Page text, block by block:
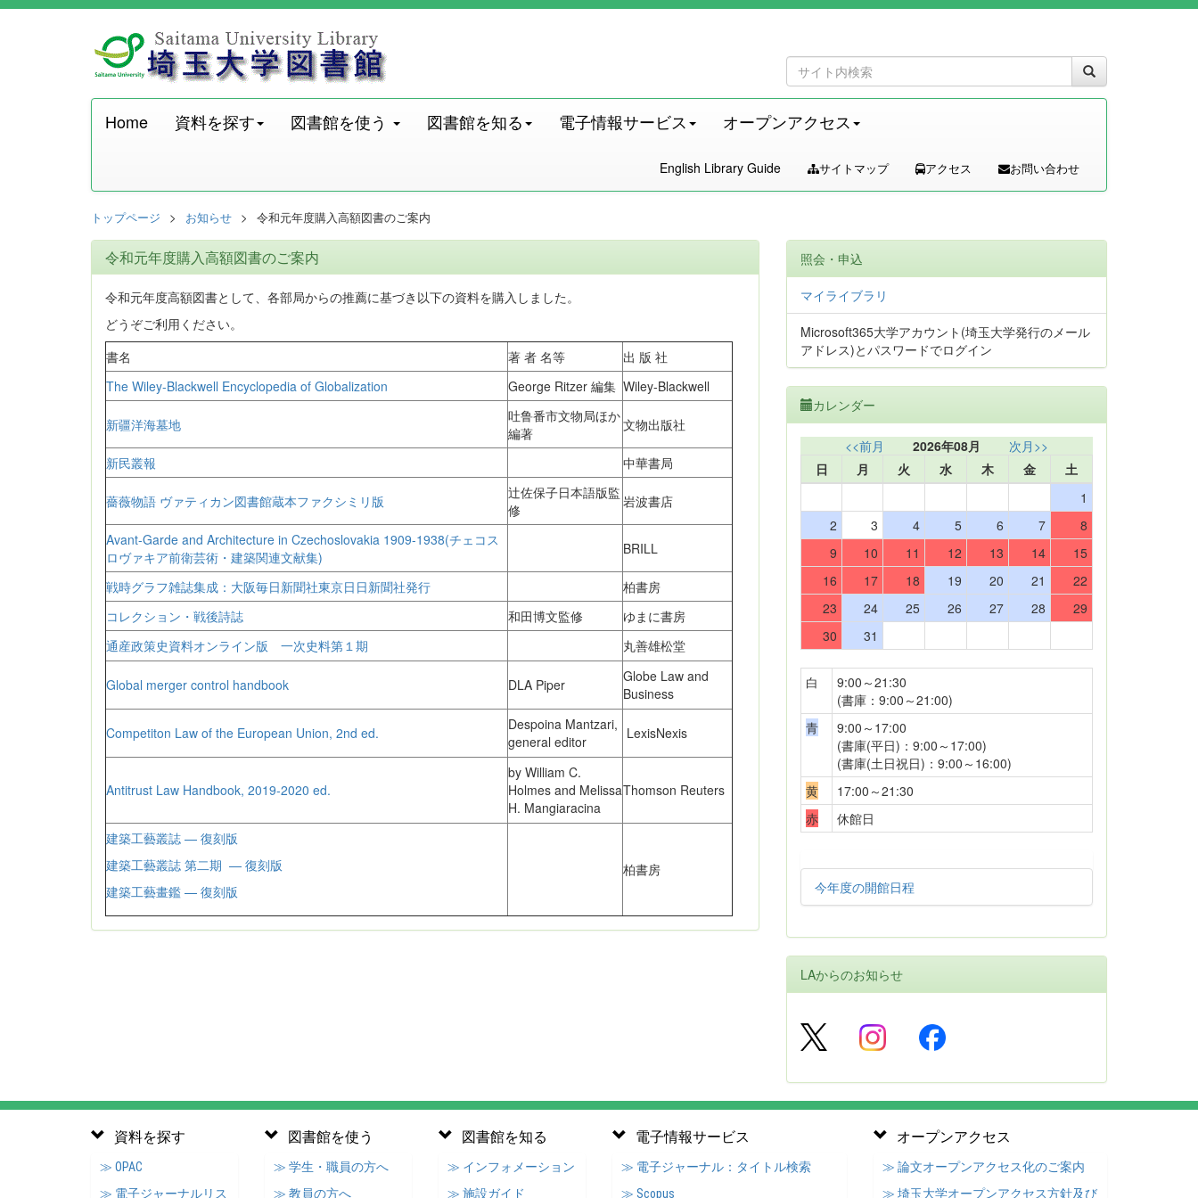
Home 資料を探す 図書館を使う 図書館を知る 電子情報サービス オープンアクセス
English Library Guide サイトマップ アクセス お問い合わせ
トップページ お知らせ 令和元年度購入高額図書のご案内
令和元年度購入高額図書のご案内
令和元年度高額図書として、各部局からの推薦に基づき以下の資料を購入しました。
どうぞご利用ください。
書名
著 者 名等
出 版 社
The Wiley-Blackwell Encyclopedia of Globalization
George Ritzer 編集 Wiley-Blackwell
新疆洋海墓地
吐鲁番市文物局ほか
編著
文物出版社
新民叢報 中華書局
薔薇物語 ヴァティカン図書館蔵本ファクシミリ版
辻佐保子日本語版監
修
岩波書店
Avant-Garde and Architecture in Czechoslovakia 1909-1938(チェコス
ロヴァキア前衛芸術・建築関連文献集)
BRILL
戦時グラフ雑誌集成：大阪毎日新聞社東京日日新聞社発行
柏書房
コレクション・戦後詩誌
和田博文監修
ゆまに書房
通産政策史資料オンライン版 一次史料第１期
丸善雄松堂
Global merger control handbook DLA Piper
Globe Law and
Business
Competiton Law of the European Union, 2nd ed.
Despoina Mantzari,
general editor
LexisNexis
Antitrust Law Handbook, 2019-2020 ed.
by William C.
Holmes and Melissa
H. Mangiaracina
Thomson Reuters
建築工藝叢誌 — 復刻版
建築工藝叢誌 第二期 — 復刻版
建築工藝畫鑑 — 復刻版
柏書房
照会・申込
マイライブラリ
Microsoft365大学アカウント(埼玉大学発行のメール
アドレス)とパスワードでログイン
カレンダー
<<前月 2026年08月
次月>>
日
月 火 水 木 金
土
1
2
3 4 5 6 7
8
9
10 11 12 13 14
15
16
17 18 19 20 21
22
23
24 25 26 27 28
29
30
31
白
9:00～21:30
(書庫：9:00～21:00)
青
9:00～17:00
(書庫(平日)：9:00～17:00)
(書庫(土日祝日)：9:00～16:00)
黄
17:00～21:30
赤
休館日
今年度の開館日程
LAからのお知らせ
資料を探す
≫ OPAC
≫ 電子ジャーナルリス
図書館を使う
≫ 学生・職員の方へ
≫ 教員の方へ
図書館を知る
≫ インフォメーション
≫ 施設ガイド
電子情報サービス
≫ 電子ジャーナル：タイトル検索
≫ Scopus
オープンアクセス
≫ 論文オープンアクセス化のご案内
≫ 埼玉大学オープンアクセス方針及び